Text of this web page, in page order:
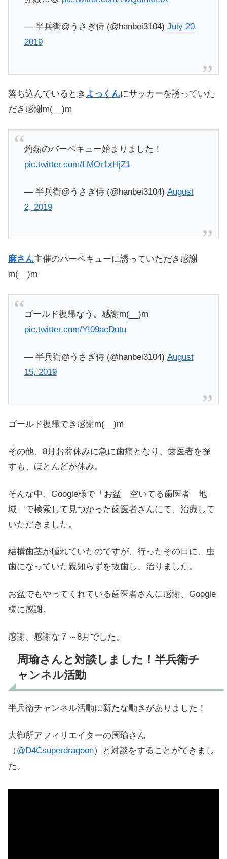
— 半兵衛@うさぎ侍 (@hanbei3104) July 20,
2019
落ち込んでいるとき よっくんにサッカーを誘っていた
だき感謝m(__)m
灼熱のバーベキュー始まりました！
pic.twitter.com/LMOr1xHjZ1
— 半兵衛@うさぎ侍 (@hanbei3104) August
2, 2019
麻さん主催のバーベキューに誘っていただき感謝
m(__)m
ゴールド復帰なう。感謝m(__)m
pic.twitter.com/YI09acDutu
— 半兵衛@うさぎ侍 (@hanbei3104) August
15, 2019
ゴールド復帰でき感謝m(__)m
その他、8月お盆休みに急に歯痛となり、歯医者を探
すも、ほとんどが休み。
そんな中、Google様で「お盆 空いてる歯医者 地
域」で検索して見つかった歯医者さんにて、治療して
いただきました。
結構歯茎が腫れていたのですが、行ったその日に、虫
歯になっていた親知らずを抜歯し、治りました。
お盆でもやってくれている歯医者さんに感謝、Google
様に感謝。
感謝、感謝な７～8月でした。
周瑜さんと対談しました！半兵衛チ
ャンネル活動
半兵衛チャンネル活動に新たな動きがありました！
大御所アフィリエイターの周瑜さん
（@D4Csuperdragoon）と対談をすることができまし
た。